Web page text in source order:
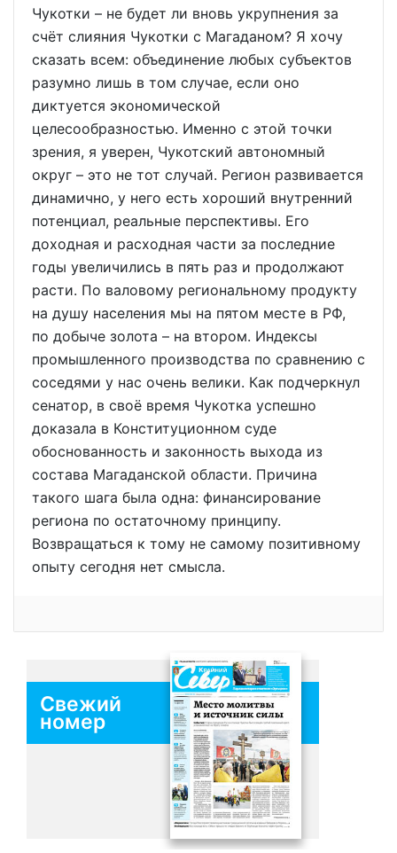
Чукотки – не будет ли вновь укрупнения за
счёт слияния Чукотки с Магаданом? Я хочу
сказать всем: объединение любых субъектов
разумно лишь в том случае, если оно
диктуется экономической
целесообразностью. Именно с этой точки
зрения, я уверен, Чукотский автономный
округ – это не тот случай. Регион развивается
динамично, у него есть хороший внутренний
потенциал, реальные перспективы. Его
доходная и расходная части за последние
годы увеличились в пять раз и продолжают
расти. По валовому региональному продукту
на душу населения мы на пятом месте в РФ,
по добыче золота – на втором. Индексы
промышленного производства по сравнению с
соседями у нас очень велики. Как подчеркнул
сенатор, в своё время Чукотка успешно
доказала в Конституционном суде
обоснованность и законность выхода из
состава Магаданской области. Причина
такого шага была одна: финансирование
региона по остаточному принципу.
Возвращаться к тому не самому позитивному
опыту сегодня нет смысла.
Свежий
номер